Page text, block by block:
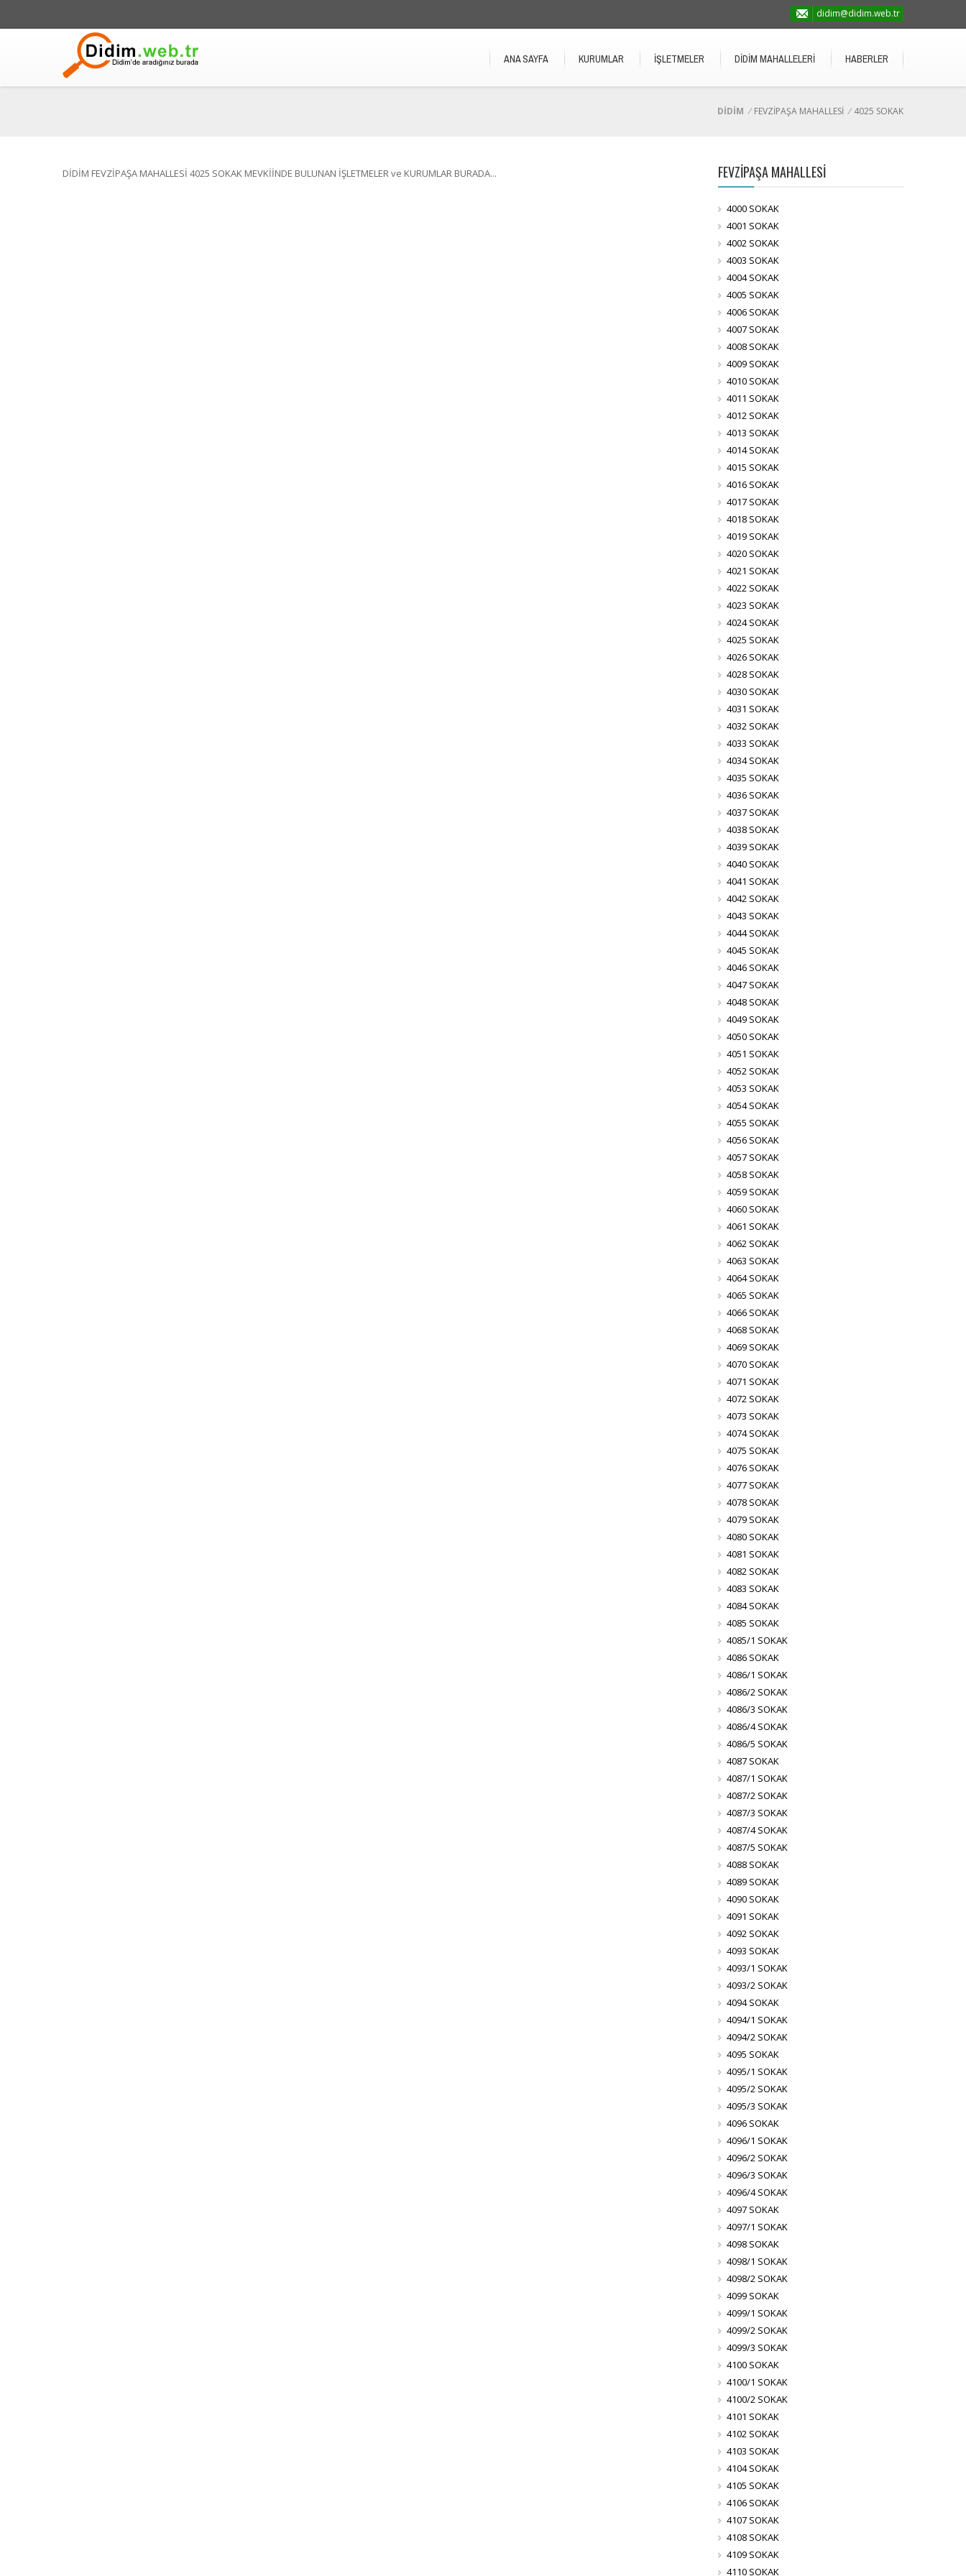
didim@didim.web.tr
ANA SAYFA KURUMLAR İŞLETMELER DİDİM MAHALLELERİ HABERLER
DİDİM / FEVZİPAŞA MAHALLESİ / 4025 SOKAK
DİDİM FEVZİPAŞA MAHALLESİ 4025 SOKAK MEVKİİNDE BULUNAN İŞLETMELER ve KURUMLAR BURADA... FEVZİPAŞA MAHALLESİ
4000 SOKAK
4001 SOKAK
4002 SOKAK
4003 SOKAK
4004 SOKAK
4005 SOKAK
4006 SOKAK
4007 SOKAK
4008 SOKAK
4009 SOKAK
4010 SOKAK
4011 SOKAK
4012 SOKAK
4013 SOKAK
4014 SOKAK
4015 SOKAK
4016 SOKAK
4017 SOKAK
4018 SOKAK
4019 SOKAK
4020 SOKAK
4021 SOKAK
4022 SOKAK
4023 SOKAK
4024 SOKAK
4025 SOKAK
4026 SOKAK
4028 SOKAK
4030 SOKAK
4031 SOKAK
4032 SOKAK
4033 SOKAK
4034 SOKAK
4035 SOKAK
4036 SOKAK
4037 SOKAK
4038 SOKAK
4039 SOKAK
4040 SOKAK
4041 SOKAK
4042 SOKAK
4043 SOKAK
4044 SOKAK
4045 SOKAK
4046 SOKAK
4047 SOKAK
4048 SOKAK
4049 SOKAK
4050 SOKAK
4051 SOKAK
4052 SOKAK
4053 SOKAK
4054 SOKAK
4055 SOKAK
4056 SOKAK
4057 SOKAK
4058 SOKAK
4059 SOKAK
4060 SOKAK
4061 SOKAK
4062 SOKAK
4063 SOKAK
4064 SOKAK
4065 SOKAK
4066 SOKAK
4068 SOKAK
4069 SOKAK
4070 SOKAK
4071 SOKAK
4072 SOKAK
4073 SOKAK
4074 SOKAK
4075 SOKAK
4076 SOKAK
4077 SOKAK
4078 SOKAK
4079 SOKAK
4080 SOKAK
4081 SOKAK
4082 SOKAK
4083 SOKAK
4084 SOKAK
4085 SOKAK
4085/1 SOKAK
4086 SOKAK
4086/1 SOKAK
4086/2 SOKAK
4086/3 SOKAK
4086/4 SOKAK
4086/5 SOKAK
4087 SOKAK
4087/1 SOKAK
4087/2 SOKAK
4087/3 SOKAK
4087/4 SOKAK
4087/5 SOKAK
4088 SOKAK
4089 SOKAK
4090 SOKAK
4091 SOKAK
4092 SOKAK
4093 SOKAK
4093/1 SOKAK
4093/2 SOKAK
4094 SOKAK
4094/1 SOKAK
4094/2 SOKAK
4095 SOKAK
4095/1 SOKAK
4095/2 SOKAK
4095/3 SOKAK
4096 SOKAK
4096/1 SOKAK
4096/2 SOKAK
4096/3 SOKAK
4096/4 SOKAK
4097 SOKAK
4097/1 SOKAK
4098 SOKAK
4098/1 SOKAK
4098/2 SOKAK
4099 SOKAK
4099/1 SOKAK
4099/2 SOKAK
4099/3 SOKAK
4100 SOKAK
4100/1 SOKAK
4100/2 SOKAK
4101 SOKAK
4102 SOKAK
4103 SOKAK
4104 SOKAK
4105 SOKAK
4106 SOKAK
4107 SOKAK
4108 SOKAK
4109 SOKAK
4110 SOKAK